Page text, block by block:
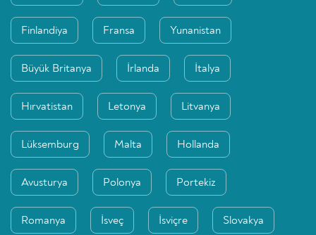
Finlandiya Fransa Yunanistan
Büyük Britanya İrlanda İtalya
Hırvatistan Letonya Litvanya
Lüksemburg Malta Hollanda
Avusturya Polonya Portekiz
Romanya İsveç İsviçre Slovakya